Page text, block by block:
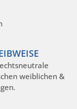
weiblichen &